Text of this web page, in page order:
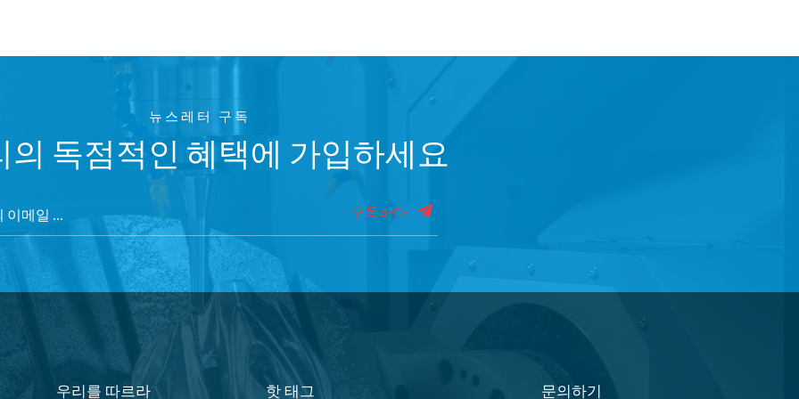
뉴스레터 구독
의 독점적인 혜택에 가입하세요
구독하다
우리를 따르라 핫 태그 문의하기